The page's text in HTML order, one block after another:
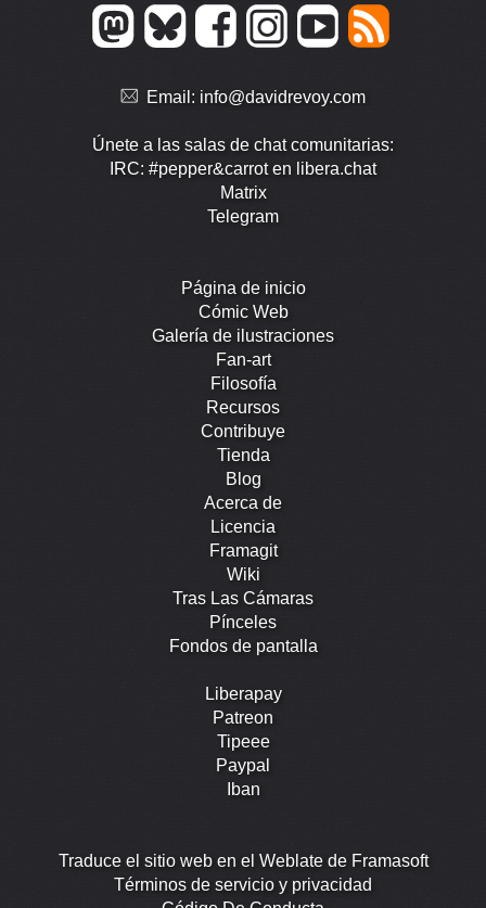
Email: info@davidrevoy.com
Únete a las salas de chat comunitarias:
IRC: #pepper&carrot en libera.chat
Matrix
Telegram
Página de inicio
Cómic Web
Galería de ilustraciones
Fan-art
Filosofía
Recursos
Contribuye
Tienda
Blog
Acerca de
Licencia
Framagit
Wiki
Tras Las Cámaras
Pínceles
Fondos de pantalla
Liberapay
Patreon
Tipeee
Paypal
Iban
Traduce el sitio web en el Weblate de Framasoft
Términos de servicio y privacidad